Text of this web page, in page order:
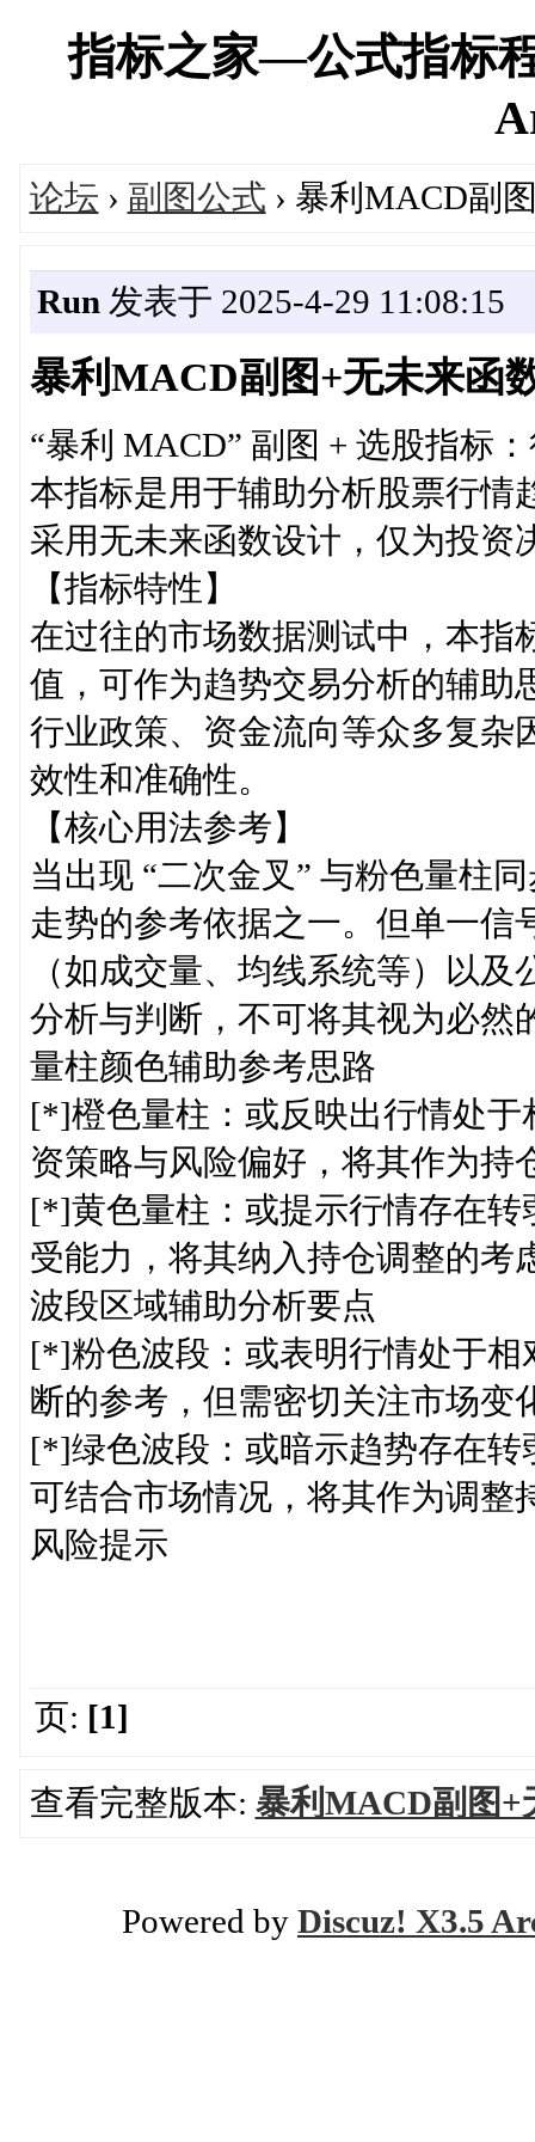
指标之家—公式指标
论坛 › 副图公式 › 暴利MACD副
Run 发表于 2025-4-29 11:08:15
暴利MACD副图+无未来函
“暴利 MACD” 副图 + 选股指标
本指标是用于辅助分析股票行情
采用无未来函数设计，仅为投资
【指标特性】
在过往的市场数据测试中，本指
值，可作为趋势交易分析的辅助
行业政策、资金流向等众多复杂
效性和准确性。
【核心用法参考】
当出现 “二次金叉” 与粉色量柱
走势的参考依据之一。但单一信
（如成交量、均线系统等）以
分析与判断，不可将其视为必然
量柱颜色辅助参考思路
[*]橙色量柱：或反映出行情处
资策略与风险偏好，将其作为持
[*]黄色量柱：或提示行情存在
受能力，将其纳入持仓调整的考
波段区域辅助分析要点
[*]粉色波段：或表明行情处于
断的参考，但需密切关注市场变
[*]绿色波段：或暗示趋势存在
可结合市场情况，将其作为调整
风险提示
页: [1]
查看完整版本: 暴利MACD副图+
Powered by Discuz! X3.5